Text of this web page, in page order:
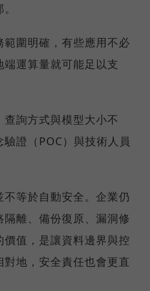
圍明確，有些應用不必
運算量就可能足以支
詢方式與模型大小不
證（POC）與技術人員
等於自動安全。企業仍
離、備份復原、漏洞修
值，是讓資料邊界與控
地，安全責任也會更直